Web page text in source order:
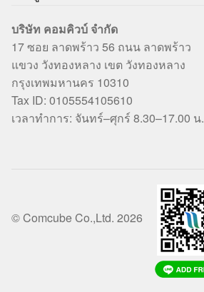
บริษัท คอมคิวบ์ จำกัด
17 ซอย ลาดพร้าว 56 ถนน ลาดพร้าว
แขวง วังทองหลาง เขต วังทองหลาง
กรุงเทพมหานคร 10310
Tax ID: 0105554105610
เวลาทำการ: จันทร์–ศุกร์ 8.30–17.00 น.
© Comcube Co.,Ltd. 2026